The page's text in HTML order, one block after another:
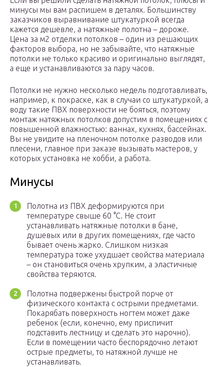
минусы мы вам распишем в деталях. Большинству
заказчиков выравнивание штукатуркой всегда
кажется дешевле, а натяжные полотна – дороже.
Цена за м2 отделки потолков – один из решающих
факторов выбора, но не забывайте, что натяжные
потолки не только красиво и оригинально выглядят,
а еще и устанавливаются за пару часов.
Потолки не нужно несколько недель подготавливать,
например, к покраске, как в случаи со штукатуркой, а
воду такие ПВХ поверхности не бояться, поэтому
монтаж натяжных потолков допустим в помещениях с
повышенной влажностью: ваннах, кухнях, бассейнах.
Вы не увидите на пленочном потолке разводов или
плесени, главное при заказе вызывать мастеров, у
которых установка не хобби, а работа.
Минусы
Полотна из ПВХ деформируются при
температуре свыше 60 °С. Не стоит
устанавливать натяжные потолки в бане,
душевых или в других помещениях, где часто
бывает очень жарко. Слишком низкая
температура тоже ухудшает свойства материала
– он становиться очень хрупким, а эластичные
свойства теряются.
Полотна подвержены быстрой порче от
физического контакта с острыми предметами.
Покарябать поверхность ногтем может даже
ребенок (если, конечно, ему приспичит
подставить лестницу и сделать это нарочно).
Если в помещении часто беспорядочно летают
острые предметы, то натяжной лучше не
устанавливать.